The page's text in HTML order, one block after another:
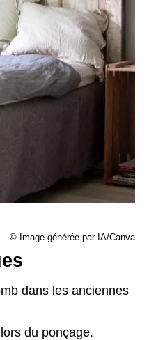
© Image générée par IA/Canva
dans les anciennes
du ponçage.